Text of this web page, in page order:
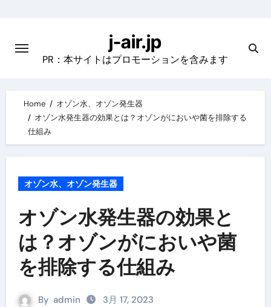
content
j-air.jp
PR：本サイトはプロモーションを含みます
Home
オゾン水、オゾン発生器
オゾン水発生器の効果とは？オゾンがにおいや菌を排除する
仕組み
オゾン水、オゾン発生器
オゾン水発生器の効果と
は？オゾンがにおいや菌
を排除する仕組み
By admin 3月 17, 2023